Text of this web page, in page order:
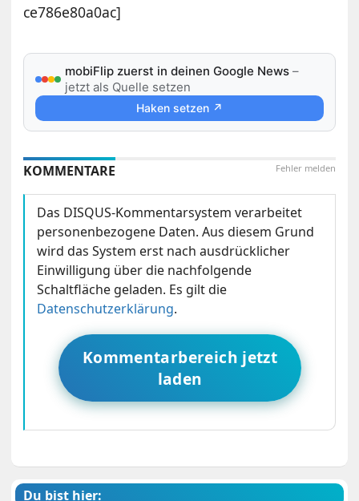
ce786e80a0ac]
mobiFlip zuerst in deinen Google News –
jetzt als Quelle setzen
Haken setzen ↗
Fehler melden
KOMMENTARE
Das DISQUS-Kommentarsystem verarbeitet
personenbezogene Daten. Aus diesem Grund
wird das System erst nach ausdrücklicher
Einwilligung über die nachfolgende
Schaltfläche geladen. Es gilt die
Datenschutzerklärung.
Kommentarbereich jetzt
laden
Du bist hier: